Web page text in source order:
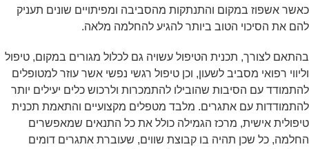
כאשר אשפוז במקום והתנתקות מהסביבה ומפיתויים שונים תעניק
להם את הסיכוי הטוב ביותר להגיע להחלמה מלאה.
בהתאם לצורך, תכנית הטיפול עשויה גם לכלול מגורים במקום, טיפול
וליווי רפואי מסביב לשעון, וכן טיפול רגשי נפשי אשר עוזר למטופלים
להתמודד עם הסיבות שהובילו להתמכרות ולרכוש כלים יעילים יותר
להתמודדות עם אתגרים. מלבד מטפלים מקצועיים והתאמת תכנית
טיפולית אישית, מרכז הגמילה כולל את כל התנאים שמאפשרים
החלמה, כל שכן תהיה בו קבוצת שווים, שעוברת אתגרים דומים